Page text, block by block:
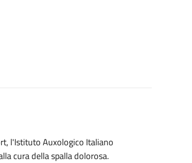
l'Istituto Auxologico Italiano
cura della spalla dolorosa.